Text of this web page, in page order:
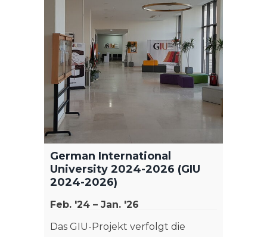
German International
University 2024-2026 (GIU
2024-2026)
Feb. '24 – Jan. '26
Das GIU-Projekt verfolgt die